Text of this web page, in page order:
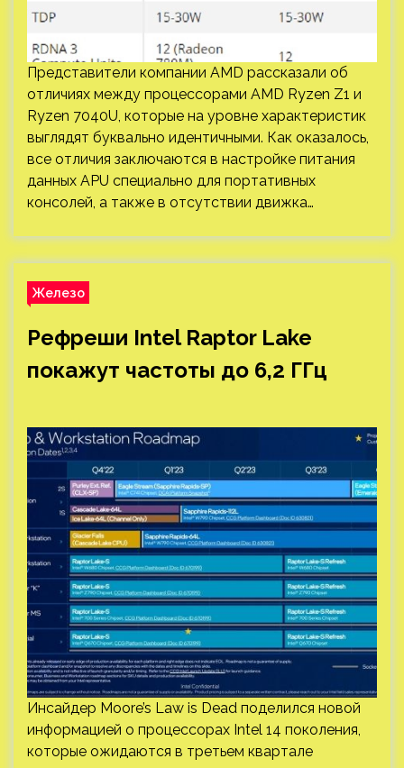
Представители компании AMD рассказали об
отличиях между процессорами AMD Ryzen Z1 и
Ryzen 7040U, которые на уровне характеристик
выглядят буквально идентичными. Как оказалось,
все отличия заключаются в настройке питания
данных APU специально для портативных
консолей, а также в отсутствии движка…
Железо
Рефреши Intel Raptor Lake
покажут частоты до 6,2 ГГц
Инсайдер Moore’s Law is Dead поделился новой
информацией о процессорах Intel 14 поколения,
которые ожидаются в третьем квартале